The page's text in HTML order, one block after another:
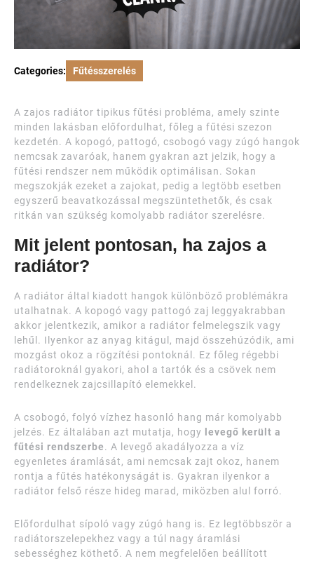
Categories: Fűtésszerelés
A zajos radiátor tipikus fűtési probléma, amely szinte
minden lakásban előfordulhat, főleg a fűtési szezon
kezdetén. A kopogó, pattogó, csobogó vagy zúgó hangok
nemcsak zavaróak, hanem gyakran azt jelzik, hogy a
fűtési rendszer nem működik optimálisan. Sokan
megszokják ezeket a zajokat, pedig a legtöbb esetben
egyszerű beavatkozással megszüntethetők, és csak
ritkán van szükség komolyabb radiátor szerelésre.
Mit jelent pontosan, ha zajos a
radiátor?
A radiátor által kiadott hangok különböző problémákra
utalhatnak. A kopogó vagy pattogó zaj leggyakrabban
akkor jelentkezik, amikor a radiátor felmelegszik vagy
lehűl. Ilyenkor az anyag kitágul, majd összehúzódik, ami
mozgást okoz a rögzítési pontoknál. Ez főleg régebbi
radiátoroknál gyakori, ahol a tartók és a csövek nem
rendelkeznek zajcsillapító elemekkel.
A csobogó, folyó vízhez hasonló hang már komolyabb
jelzés. Ez általában azt mutatja, hogy
levegő került a
fűtési rendszerbe. A levegő akadályozza a víz
egyenletes áramlását, ami nemcsak zajt okoz, hanem
rontja a fűtés hatékonyságát is. Gyakran ilyenkor a
radiátor felső része hideg marad, miközben alul forró.
Előfordulhat sípoló vagy zúgó hang is. Ez legtöbbször a
radiátorszelepekhez vagy a túl nagy áramlási
sebességhez köthető. A nem megfelelően beállított